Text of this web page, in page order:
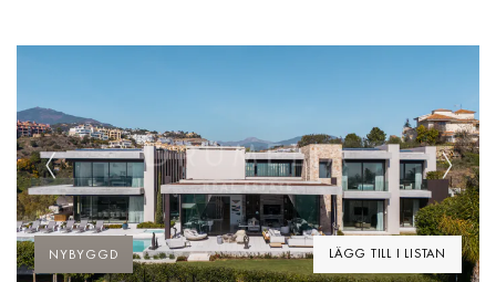
LÄGG TILL I LISTAN
Previous Next
NYBYGGD